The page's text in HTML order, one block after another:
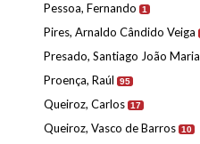
Pessoa, Fernando 1
Pires, Arnaldo Cândido Veiga
Presado, Santiago João Maria
Proença, Raúl 95
Queiroz, Carlos 17
Queiroz, Vasco de Barros 10